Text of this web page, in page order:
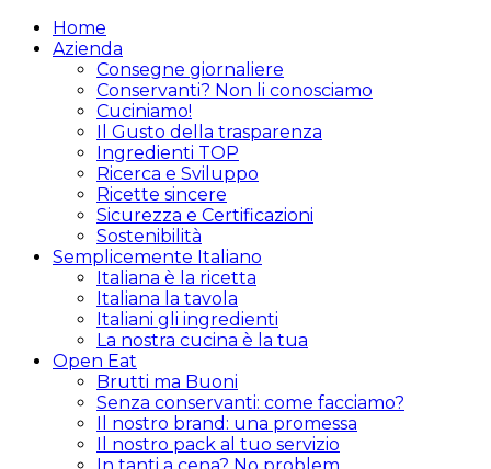
Home
Azienda
Consegne giornaliere
Conservanti? Non li conosciamo
Cuciniamo!
Il Gusto della trasparenza
Ingredienti TOP
Ricerca e Sviluppo
Ricette sincere
Sicurezza e Certificazioni
Sostenibilità
Semplicemente Italiano
Italiana è la ricetta
Italiana la tavola
Italiani gli ingredienti
La nostra cucina è la tua
Open Eat
Brutti ma Buoni
Senza conservanti: come facciamo?
Il nostro brand: una promessa
Il nostro pack al tuo servizio